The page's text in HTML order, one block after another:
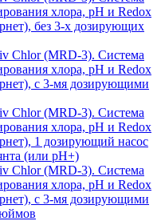
хлора, pH и Redox
без 3-х дозирующих
Chlor (MRD-3). Система
хлора, pH и Redox
с 3-мя дозирующими
Chlor (MRD-3). Система
хлора, pH и Redox
1 дозирующий насос
(или pH+)
Chlor (MRD-3). Система
хлора, pH и Redox
с 3-мя дозирующими